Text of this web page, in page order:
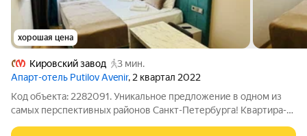
хорошая цена
Кировский завод
3 мин.
Апарт-отель Putilov Avenir, 2 квартал 2022
Код объекта: 2282091. Уникальное предложение в одном из
самых перспективных районов Санкт-Петербурга! Квартира-